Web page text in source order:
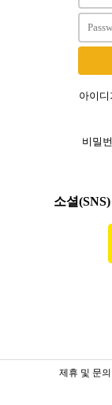
아이디
비밀
소셜
제휴 및 문의